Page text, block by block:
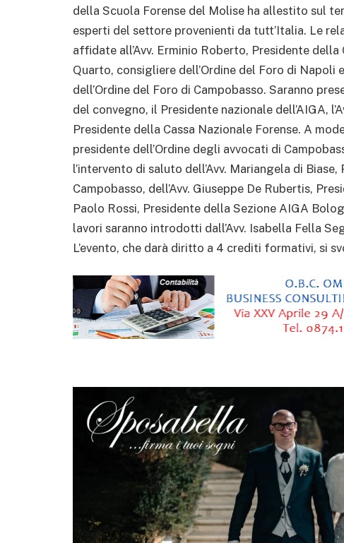
della Scuola Forense del Molise ha allestito sul
esperti del settore provenienti da tutt’Italia. Le
affidate all’Avv. Erminio Roberto, Presidente della
Quarto, consigliere dell’Ordine del Foro di Napoli
dell’Ordine del Foro di Campobasso. Saranno
del convegno, il Presidente nazionale dell’AIGA,
Presidente della Cassa Nazionale Forense. A
presidente dell’Ordine degli avvocati di
l’intervento di saluto dell’Avv. Mariangela di
Campobasso, dell’Avv. Giuseppe De Rubertis,
Paolo Rossi, Presidente della Sezione AIGA
lavori saranno introdotti dall’Avv. Isabella Fella
L’evento, che darà diritto a 4 crediti formativi, si